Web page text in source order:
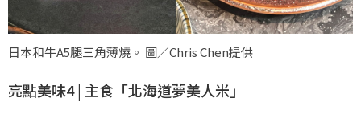
日本和牛A5腿三角薄燒。 圖／Chris Chen提供
亮點美味4 | 主食「北海道夢美人米」